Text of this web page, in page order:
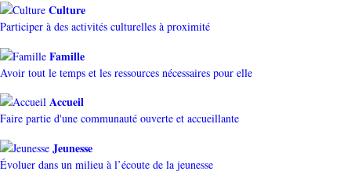
Culture
Participer à des activités culturelles à proximité
Famille
Avoir tout le temps et les ressources nécessaires pour elle
Accueil
Faire partie d'une communauté ouverte et accueillante
Jeunesse
Évoluer dans un milieu à l’écoute de la jeunesse